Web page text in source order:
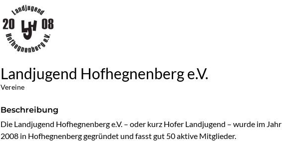
Landjugend Hofhegnenberg e.V.
Vereine
Beschreibung
Die Landjugend Hofhegnenberg e.V. – oder kurz Hofer Landjugend – wurde im Jahr
2008 in Hofhegnenberg gegründet und fasst gut 50 aktive Mitglieder.